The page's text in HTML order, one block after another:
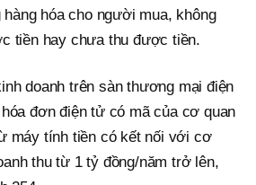
hóa cho người mua, không
tiền hay chưa thu được tiền.
doanh trên sàn thương mại điện
đơn điện tử có mã của cơ quan
máy tính tiền có kết nối với cơ
thu từ 1 tỷ đồng/năm trở lên,